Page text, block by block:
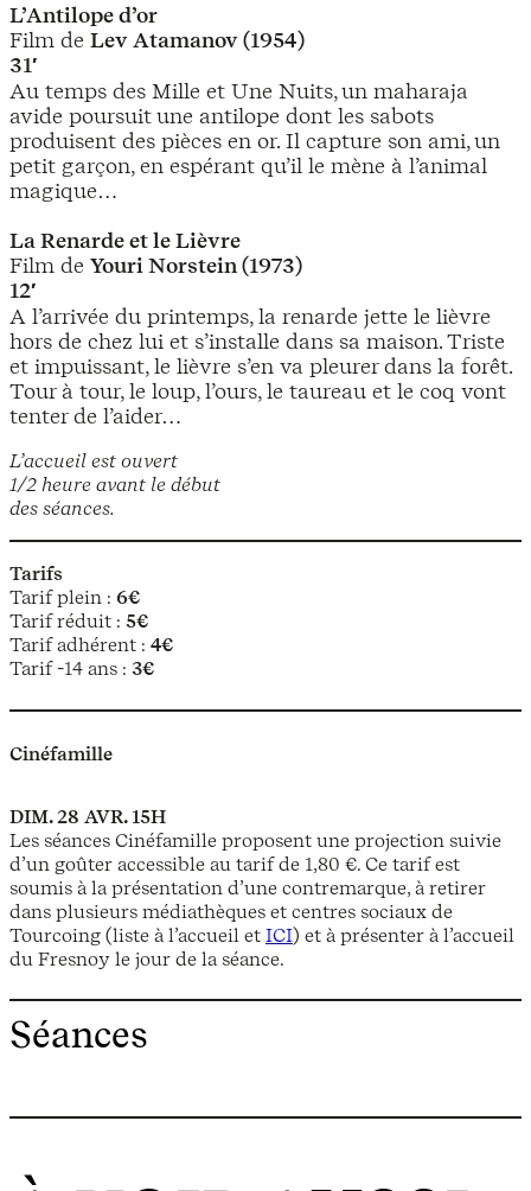
L’accueil est ouvert
1/2 heure avant le début
des séances.
Tarifs
Tarif plein : 6€
Tarif réduit : 5€
Tarif adhérent : 4€
Tarif -14 ans : 3€
L’Antilope d’or
Film de Lev Atamanov (1954)
31′
Au temps des Mille et Une Nuits, un maharaja
avide poursuit une antilope dont les sabots
produisent des pièces en or. Il capture son ami, un
petit garçon, en espérant qu’il le mène à l’animal
magique…
La Renarde et le Lièvre
Film de Youri Norstein (1973)
12′
A l’arrivée du printemps, la renarde jette le lièvre
hors de chez lui et s’installe dans sa maison. Triste
et impuissant, le lièvre s’en va pleurer dans la forêt.
Tour à tour, le loup, l’ours, le taureau et le coq vont
tenter de l’aider…
Cinéfamille
DIM. 28 AVR. 15H
Les séances Cinéfamille proposent une projection suivie
d’un goûter accessible au tarif de 1,80 €. Ce tarif est
soumis à la présentation d’une contremarque, à retirer
dans plusieurs médiathèques et centres sociaux de
Tourcoing (liste à l’accueil et ICI) et à présenter à l’accueil
du Fresnoy le jour de la séance.
Séances